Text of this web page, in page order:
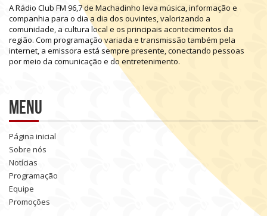
ARádio Club FM 96,7de Machadinho leva música,informação e
companhia para o diaa dia dos ouvintes,valorizando a
comunidade, a cultura local e os principais acontecimentos da
região. Com programaçãovariada e transmissão também pela
internet, a emissora está sempre presente,conectando pessoas
pormeio da comunicação e do entretenimento.
Menu
Página inicial
Sobre nós
Notícias
Programação
Equipe
Promoções